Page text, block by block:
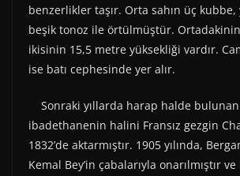
benzerlikler taşır. Orta sahın üç kubbe,
beşik tonoz ile örtülmüştür.
ikisinin 15,5 metre yüksekliği vardır.
ise batı cephesinde yer alır.
Sonraki yıllarda harap halde
ibadethanenin halini Fransız gezgin
1832’de aktarmıştır. 1905 yılında,
Kemal Bey’in çabalarıyla onarılmıştır